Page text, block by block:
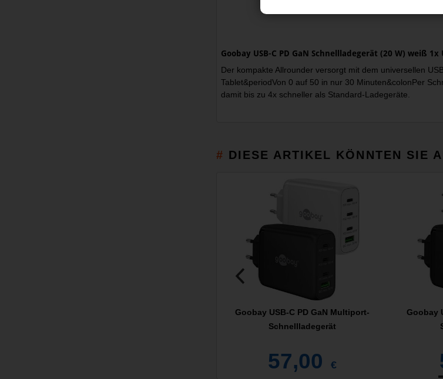
Goobay USB-C PD GaN Schnellladegerät (20 W) weiß
Der kompakte Allrounder versorgt mit dem universellen
Tablet&periodVon 0 auf 50 in nur 30 Minuten&colonPer
damit bis zu 4x schneller als Standard-Ladegeräte.
DIESE ARTIKEL KÖNNTEN SIE
Goobay USB-C PD GaN Multiport-
Schnellladegerät
57,00 €
Goobay